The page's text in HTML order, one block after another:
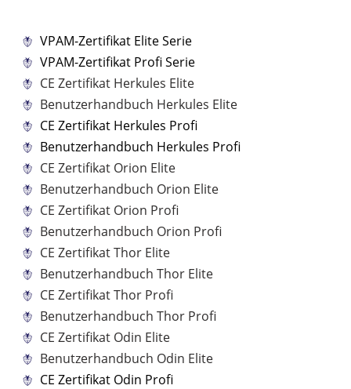
VPAM-Zertifikat Elite Serie
VPAM-Zertifikat Profi Serie
CE Zertifikat Herkules Elite
Benutzerhandbuch Herkules Elite
CE Zertifikat Herkules Profi
Benutzerhandbuch Herkules Profi
CE Zertifikat Orion Elite
Benutzerhandbuch Orion Elite
CE Zertifikat Orion Profi
Benutzerhandbuch Orion Profi
CE Zertifikat Thor Elite
Benutzerhandbuch Thor Elite
CE Zertifikat Thor Profi
Benutzerhandbuch Thor Profi
CE Zertifikat Odin Elite
Benutzerhandbuch Odin Elite
CE Zertifikat Odin Profi